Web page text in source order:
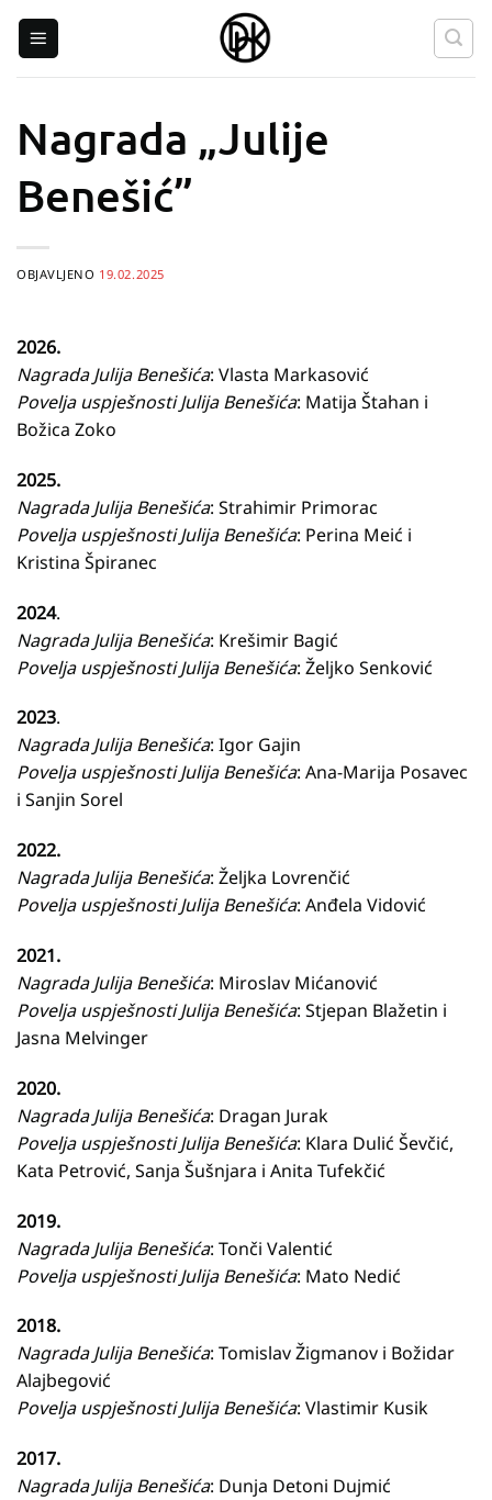
Nagrada „Julije
Benešić”
OBJAVLJENO 19.02.2025
2026.
Nagrada Julija Benešića: Vlasta Markasović
Povelja uspješnosti Julija Benešića: Matija Štahan i
Božica Zoko
2025.
Nagrada Julija Benešića: Strahimir Primorac
Povelja uspješnosti Julija Benešića: Perina Meić i
Kristina Špiranec
2024.
Nagrada Julija Benešića: Krešimir Bagić
Povelja uspješnosti Julija Benešića: Željko Senković
2023.
Nagrada Julija Benešića: Igor Gajin
Povelja uspješnosti Julija Benešića: Ana-Marija Posavec
i Sanjin Sorel
2022.
Nagrada Julija Benešića: Željka Lovrenčić
Povelja uspješnosti Julija Benešića: Anđela Vidović
2021.
Nagrada Julija Benešića: Miroslav Mićanović
Povelja uspješnosti Julija Benešića: Stjepan Blažetin i
Jasna Melvinger
2020.
Nagrada Julija Benešića: Dragan Jurak
Povelja uspješnosti Julija Benešića: Klara Dulić Ševčić,
Kata Petrović, Sanja Šušnjara i Anita Tufekčić
2019.
Nagrada Julija Benešića: Tonči Valentić
Povelja uspješnosti Julija Benešića: Mato Nedić
2018.
Nagrada Julija Benešića: Tomislav Žigmanov i Božidar
Alajbegović
Povelja uspješnosti Julija Benešića: Vlastimir Kusik
2017.
Nagrada Julija Benešića: Dunja Detoni Dujmić